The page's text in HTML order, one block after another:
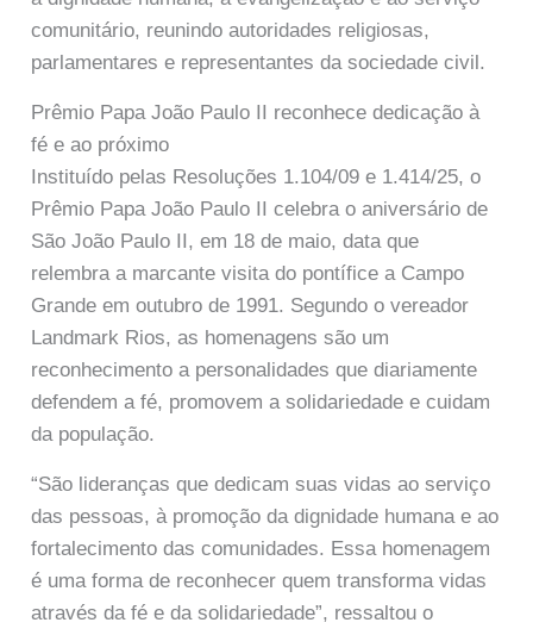
comunitário, reunindo autoridades religiosas,
parlamentares e representantes da sociedade civil.
Prêmio Papa João Paulo II reconhece dedicação à
fé e ao próximo
Instituído pelas Resoluções 1.104/09 e 1.414/25, o
Prêmio Papa João Paulo II celebra o aniversário de
São João Paulo II, em 18 de maio, data que
relembra a marcante visita do pontífice a Campo
Grande em outubro de 1991. Segundo o vereador
Landmark Rios, as homenagens são um
reconhecimento a personalidades que diariamente
defendem a fé, promovem a solidariedade e cuidam
da população.
“São lideranças que dedicam suas vidas ao serviço
das pessoas, à promoção da dignidade humana e ao
fortalecimento das comunidades. Essa homenagem
é uma forma de reconhecer quem transforma vidas
através da fé e da solidariedade”, ressaltou o